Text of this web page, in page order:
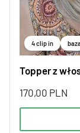
4 clip in
Topper z
170,00 PLN